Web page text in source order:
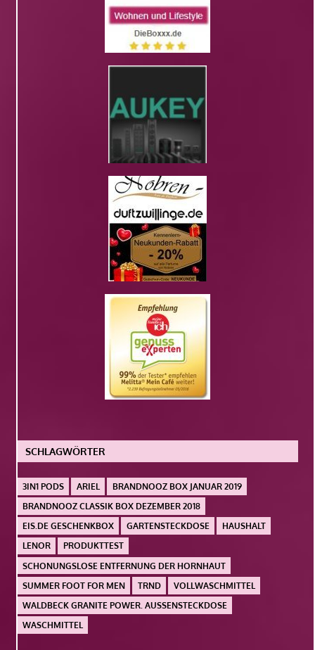
SCHLAGWÖRTER
3IN1 PODS ARIEL
BRANDNOOZ BOX JANUAR 2019
BRANDNOOZ CLASSIK BOX DEZEMBER 2018
EIS.DE GESCHENKBOX
GARTENSTECKDOSE
HAUSHALT
LENOR
PRODUKTTEST
SCHONUNGSLOSE ENTFERNUNG DER HORNHAUT
SUMMER FOOT FOR MEN
TRND
VOLLWASCHMITTEL
WALDBECK GRANITE POWER. AUSSENSTECKDOSE
WASCHMITTEL